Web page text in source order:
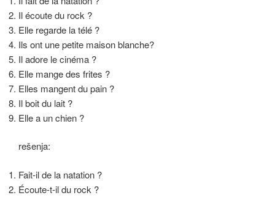
Il écoute du rock ?
Elle regarde la télé ?
Ils ont une petite maison blanche?
Il adore le cinéma ?
Elle mange des frites ?
Elles mangent du pain ?
Il boit du lait ?
Elle a un chien ?
rešenja:
Fait-il de la natation ?
Écoute-t-il du rock ?